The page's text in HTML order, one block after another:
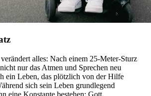
alles: Nach einem 25-Meter-Sturz
nur das Atmen und Sprechen neu
ein Leben, das plötzlich von der Hilfe
sich sein Leben grundlegend
eine Konstante bestehen: Gott.